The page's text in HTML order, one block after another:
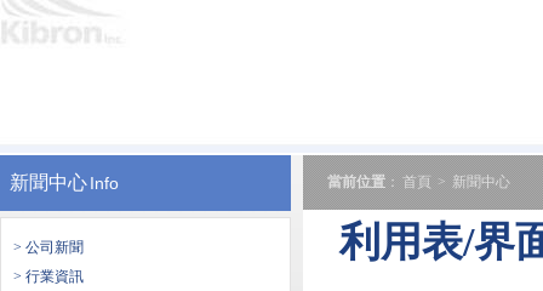
新聞中心Info
> 公司新聞
> 行業資訊
當前位置 ： 首頁 > 新聞中心
利用表/界